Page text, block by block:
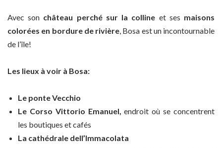
Avec son château perché sur la colline et ses maisons
colorées en bordure de rivière , Bosa est un incontournable
de l’île!
Les lieux à voir à Bosa:
Le ponte Vecchio
Le Corso Vittorio Emanuel, endroit où se concentrent
les boutiques et cafés
La cathédrale dell’Immacolata